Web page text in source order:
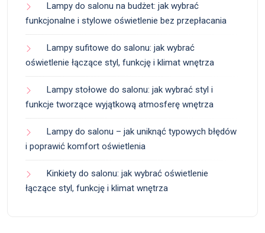
Lampy do salonu na budżet: jak wybrać
funkcjonalne i stylowe oświetlenie bez przepłacania
Lampy sufitowe do salonu: jak wybrać
oświetlenie łączące styl, funkcję i klimat wnętrza
Lampy stołowe do salonu: jak wybrać styl i
funkcje tworzące wyjątkową atmosferę wnętrza
Lampy do salonu – jak uniknąć typowych błędów
i poprawić komfort oświetlenia
Kinkiety do salonu: jak wybrać oświetlenie
łączące styl, funkcję i klimat wnętrza